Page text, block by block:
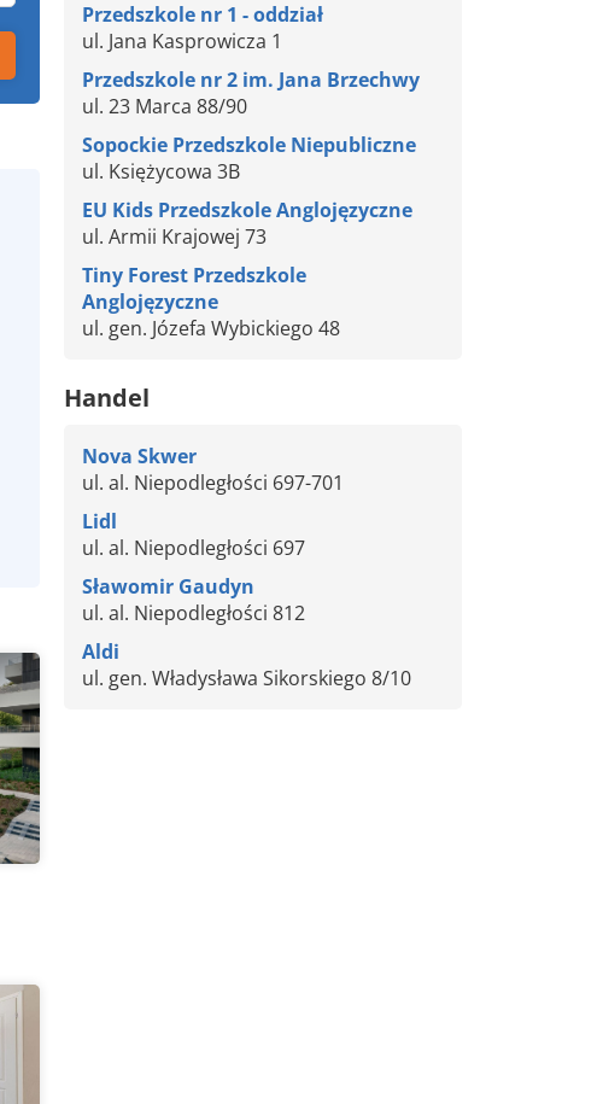
Przedszkole nr 1 - oddział
ul. Jana Kasprowicza 1
Przedszkole nr 2 im. Jana Brzechwy
ul. 23 Marca 88/90
Sopockie Przedszkole Niepubliczne
ul. Księżycowa 3B
EU Kids Przedszkole Anglojęzyczne
ul. Armii Krajowej 73
Tiny Forest Przedszkole
Anglojęzyczne
ul. gen. Józefa Wybickiego 48
Handel
Nova Skwer
ul. al. Niepodległości 697-701
Lidl
ul. al. Niepodległości 697
Sławomir Gaudyn
ul. al. Niepodległości 812
Aldi
ul. gen. Władysława Sikorskiego 8/10